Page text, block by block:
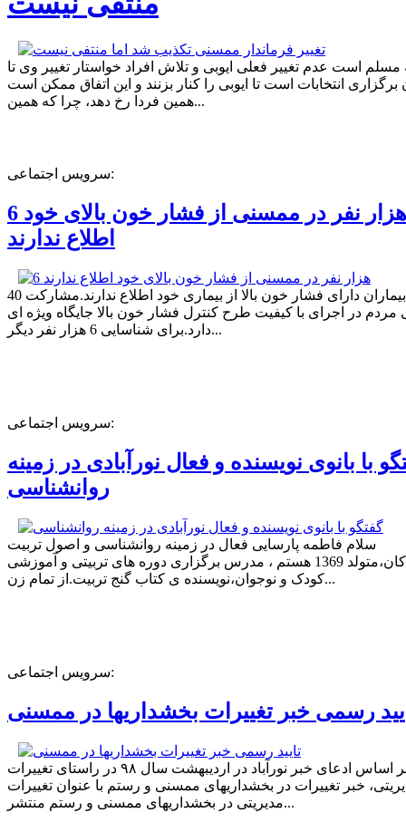
مسلم است عدم تغییر فعلی ایوبی و تلاش افراد خواستار تغییر وی تا
برگزاری انتخابات است تا ایوبی را کنار بزنند و این اتفاق ممکن است
همین فردا رخ دهد، چرا که همین...
سرویس اجتماعی:
6 هزار نفر در ممسنی از فشار خون بالای خود
اطلاع ندارند
40 درصد بیماران دارای فشار خون بالا از بیماری خود اطلاع ندارند.مشارکت
در اجرای با کیفیت طرح کنترل فشار خون بالا جایگاه ویژه ای
دارد.برای شناسایی 6 هزار نفر دیگر...
سرویس اجتماعی:
با بانوی نویسنده و فعال نورآبادی در زمینه
روانشناسی
سلام فاطمه پارسایی فعال در زمینه روانشناسی و اصول تربیت
کودکان،متولد 1369 هستم ، مدرس برگزاری دوره های تربیتی و آموزشی
کودک و نوجوان،نویسنده ی کتاب گنج تربیت.از تمام زن...
سرویس اجتماعی:
رسمی خبر تغییرات بخشداریها در ممسنی
بر اساس ادعای خبر نورآباد در اردیبهشت سال ۹۸ در راستای تغییرات
خبر تغییرات در بخشداریهای ممسنی و رستم با عنوان تغییرات
مدیریتی در بخشداریهای ممسنی و رستم منتشر...